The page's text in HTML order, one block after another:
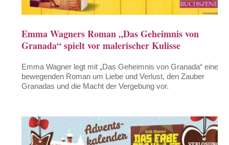
Emma Wagners Roman „Das Geheimnis von
Granada“ spielt vor malerischer Kulisse
Emma Wagner legt mit „Das Geheimnis von Granada“ einen
bewegenden Roman um Liebe und Verlust, den Zauber
Granadas und die Macht der Vergebung vor.